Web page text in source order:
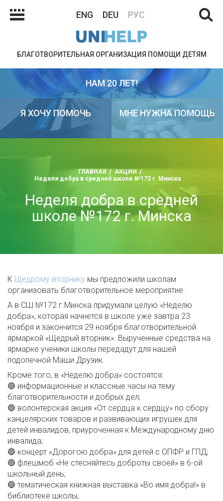
ENG DEU РУС
БЛАГОТВОРИТЕЛЬНАЯ ОРГАНИЗАЦИЯ ПОМОЩИ ДЕТЯМ
НАМ 20 ЛЕТ!
Я ХОЧУ ПОМОЧЬ МНЕ НУЖНА ПОМОЩЬ
ГЛАВНАЯ
АКЦИИ
Неделя добра в средней школе №172 г. Минска
Неделя добра в средней
школе №172 г. Минска
К Щедрому вторнику мы предложили школам
организовать благотворительное мероприятие.
А в СШ №172 г.Минска придумали целую «Неделю
добра», которая начнется в школе уже завтра 23
ноября и закончится 29 ноября благотворительной
ярмаркой «Щедрый вторник». Вырученные средства на
ярмарке ученики школы передадут для нашей
подопечной Маши Друзик.
Кроме того, в «Неделю добра» состоятся:
🔵 информационные и классные часы на тему
благотворительности и добрых дел;
🔵 волонтерская акция «От сердца к сердцу» по сбору
канцелярских товаров и развивающих игрушек для
детей инвалидов, приуроченная к Международному дню
инвалида;
🔵 концерт «Дорогою добра» для детей с ОПФР и ГПД;
🔵 флешмоб «Не стесняйтесь доброты своей» в 6-ой
школьный день;
🔵 тематическая книжная выставка «Во имя добра!» в
библиотеке школы;